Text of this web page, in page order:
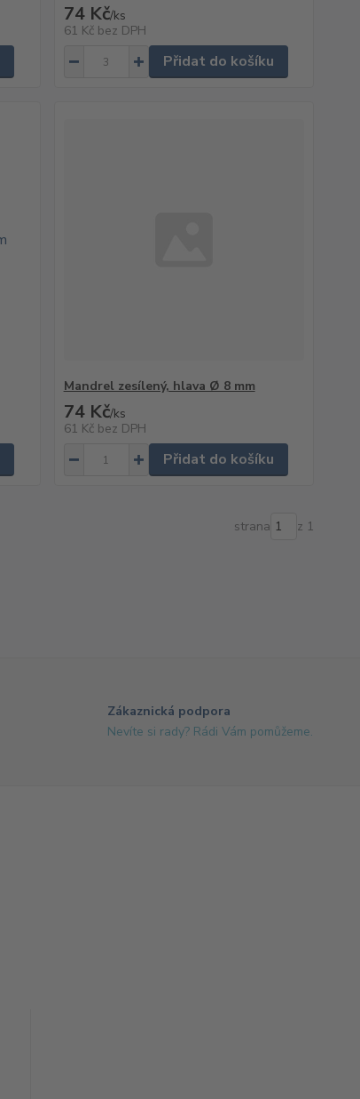
74 Kč/ks
61 Kč bez DPH
Přidat do košíku
Mandrel zesílený, hlava Ø 8 mm
74 Kč/ks
61 Kč bez DPH
Přidat do košíku
strana z 1
Zákaznická podpora
Nevíte si rady? Rádi Vám pomůžeme.